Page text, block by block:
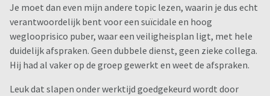
Je moet dan even mijn andere topic lezen, waarin je dus echt
verantwoordelijk bent voor een suïcidale en hoog
weglooprisico puber, waar een veiligheisplan ligt, met hele
duidelijk afspraken. Geen dubbele dienst, geen zieke collega.
Hij had al vaker op de groep gewerkt en weet de afspraken.
Leuk dat slapen onder werktijd goedgekeurd wordt door